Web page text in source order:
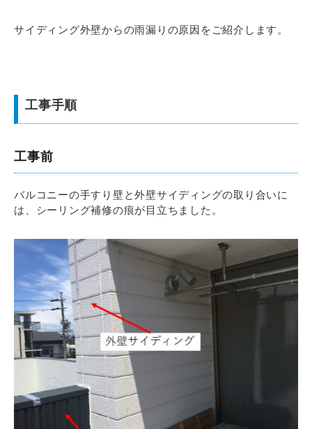
サイディング外壁からの雨漏りの原因をご紹介します。
工事手順
工事前
バルコニーの手すり壁と外壁サイディングの取り合いに
は、シーリング補修の痕が目立ちました。